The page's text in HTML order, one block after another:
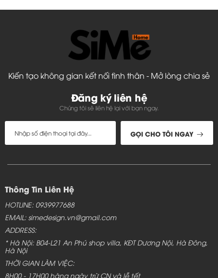
Kiến tạo không gian kết nối tình thân - Mở lòng chia sẻ
Đăng ký liên hệ
Chúng tôi sẽ liên hệ lại với bạn ngay.
GỌI CHO TÔI NGAY
Thông Tin Liên Hệ
HOTLINE: 0939977688
EMAIL: simedesign.vn@gmail.com
ADDRESS:
* Hà Nội: B04-L21 An Phú shop villa, KĐT Dương Nội, Hà Đông,
Hà Nội
THỜI GIAN LÀM VIỆC:
8H00 - 17H00 hàng ngày trừ CN và lễ tết